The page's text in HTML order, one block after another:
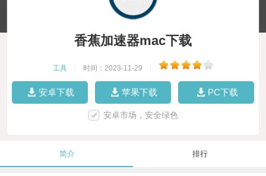
香蕉加速器mac下载
工具 时间：2023-11-29
安卓下载 苹果下载 PC下载
安卓市场，安全绿色
简介 排行